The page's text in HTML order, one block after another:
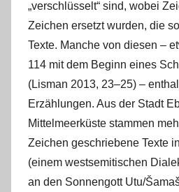
„verschlüsselt“ sind, wobei
Zeichen ersetzt wurden, die
Texte. Manche von diesen –
114 mit dem Beginn eines
(Lisman 2013, 23‒25) –
Erzählungen. Aus der Stadt
Mittelmeerküste stammen
Zeichen geschriebene Texte
(einem westsemitischen
an den Sonnengott Utu/